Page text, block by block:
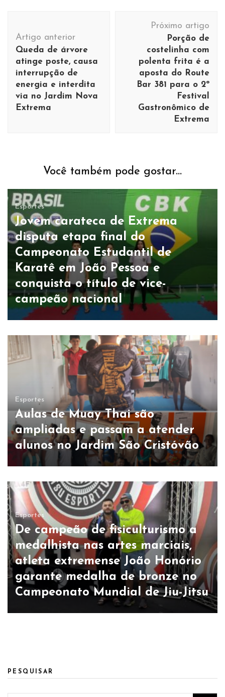
de
post
Artigo anterior
Queda de árvore
atinge poste, causa
interrupção de
energia e interdita
via no Jardim Nova
Extrema
Próximo artigo
Porção de
costelinha com
polenta frita é a
aposta do Route
Bar 381 para o 2º
Festival
Gastronômico de
Extrema
Você também pode gostar...
Esportes
Jovem carateca de Extrema
disputa etapa final do
Campeonato Estudantil de
Karatê em João Pessoa e
conquista o título de vice-
campeão nacional
Esportes
Aulas de Muay Thai são
ampliadas e passam a atender
alunos no Jardim São Cristóvão
Esportes
De campeão de fisiculturismo a
medalhista nas artes marciais,
atleta extremense João Honório
garante medalha de bronze no
Campeonato Mundial de Jiu-Jitsu
PESQUISAR